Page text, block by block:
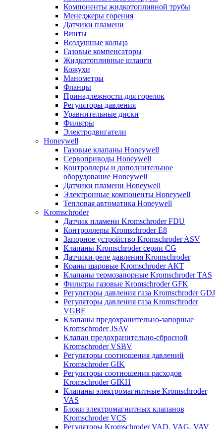
Компоненты жидкотопливной трубы
Менеджеры горения
Датчики пламени
Винты
Воздушные кольца
Газовые компенсаторы
Жидкотопливные шланги
Кожухи
Манометры
Фланцы
Принадлежности для горелок
Регуляторы давления
Уравнительные диски
Фильтры
Электродвигатели
Honeywell
Газовые клапаны Honeywell
Сервоприводы Honeywell
Контроллеры и дополнительное
оборудование Honeywell
Датчики пламени Honeywell
Электронные компоненты Honeywell
Тепловая автоматика Honeywell
Kromschroder
Датчик пламени Kromschroder FDU
Контроллеры Kromschroder E8
Запорное устройство Kromschroder ASV
Клапаны Kromschroder серии CG
Датчики-реле давления Kromschroder
Краны шаровые Kromschroder АКТ
Клапаны термозапорные Kromschroder TAS
Фильтры газовые Kromschroder GFK
Регуляторы давления газа Kromschroder GDJ
Регуляторы давления газа Kromschroder
VGBF
Клапаны предохранительно-запорные
Kromschroder JSAV
Клапан предохранительно-сбросной
Kromschroder VSBV
Регуляторы соотношения давлений
Kromschroder GIK
Регуляторы соотношения расходов
Kromschroder GIKH
Клапаны электромагнитные Kromschroder
VAS
Блоки электромагнитных клапанов
Kromschroder VCS
Регуляторы Kromschroder VAD, VAG, VAV